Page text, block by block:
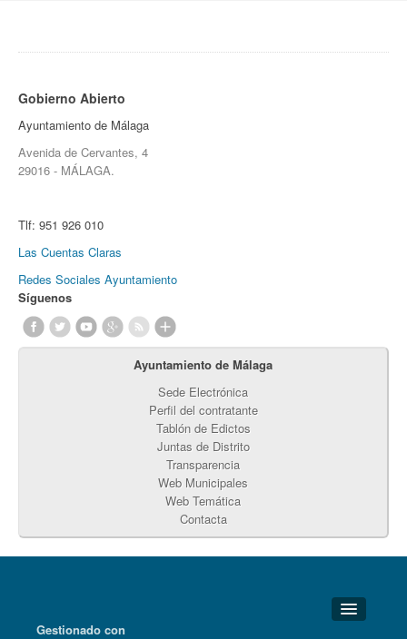
Gobierno Abierto
Ayuntamiento de Málaga
Avenida de Cervantes, 4
29016 - MÁLAGA.
Tlf: 951 926 010
Las Cuentas Claras
Redes Sociales Ayuntamiento
Síguenos
Ayuntamiento de Málaga
Sede Electrónica
Perfil del contratante
Tablón de Edictos
Juntas de Distrito
Transparencia
Web Municipales
Web Temática
Contacta
Gestionado con